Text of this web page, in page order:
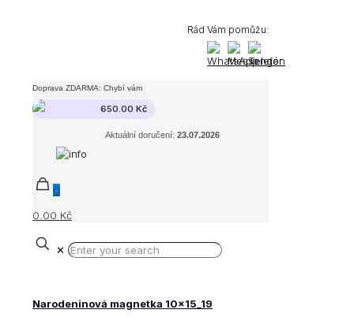
Rád Vám pomůžu:
Doprava ZDARMA: Chybí vám
650.00 Kč
Aktuální doručení: 23.07.2026
0
0.00 Kč
✕
Narodeninová magnetka 10x15_19